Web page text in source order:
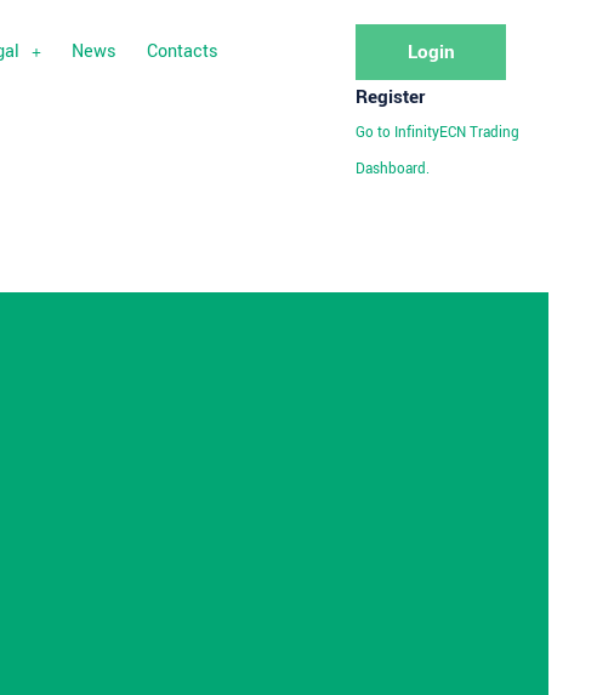
News Contacts
Login
Register
Go to InfinityECN Trading
Dashboard.